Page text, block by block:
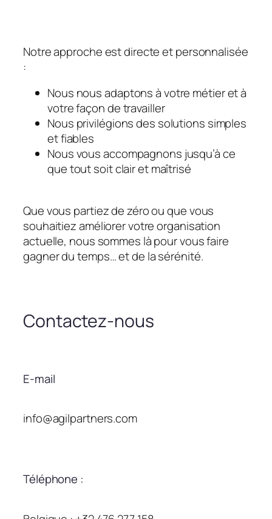
Notre approche est directe et personnalisée
:
Nous nous adaptons à votre métier et à
votre façon de travailler
Nous privilégions des solutions simples
et fiables
Nous vous accompagnons jusqu’à ce
que tout soit clair et maîtrisé
Que vous partiez de zéro ou que vous
souhaitiez améliorer votre organisation
actuelle, nous sommes là pour vous faire
gagner du temps… et de la sérénité.
Contactez-nous
E-mail
info@agilpartners.com
Téléphone :